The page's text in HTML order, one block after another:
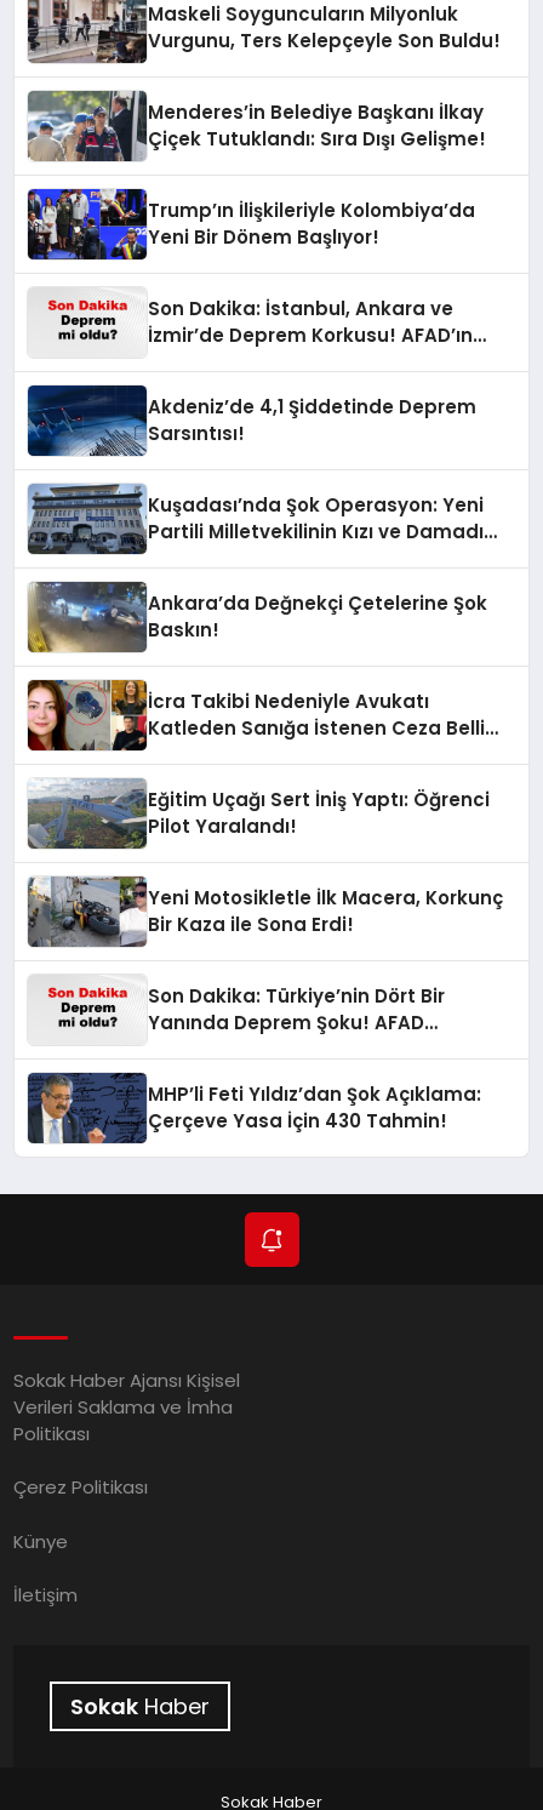
Maskeli Soyguncuların Milyonluk
Vurgunu, Ters Kelepçeyle Son Buldu!
Menderes’in Belediye Başkanı İlkay
Çiçek Tutuklandı: Sıra Dışı Gelişme!
Trump’ın İlişkileriyle Kolombiya’da
Yeni Bir Dönem Başlıyor!
Son Dakika: İstanbul, Ankara ve
İzmir’de Deprem Korkusu! AFAD’ın
Akdeniz’de 4,1 Şiddetinde Deprem
Sarsıntısı!
Kuşadası’nda Şok Operasyon: Yeni
Partili Milletvekilinin Kızı ve Damadı
Ankara’da Değnekçi Çetelerine Şok
Baskın!
İcra Takibi Nedeniyle Avukatı
Katleden Sanığa İstenen Ceza Belli
Eğitim Uçağı Sert İniş Yaptı: Öğrenci
Pilot Yaralandı!
Yeni Motosikletle İlk Macera, Korkunç
Bir Kaza ile Sona Erdi!
Son Dakika: Türkiye’nin Dört Bir
Yanında Deprem Şoku! AFAD
MHP’li Feti Yıldız’dan Şok Açıklama:
Çerçeve Yasa İçin 430 Tahmin!
Sokak Haber Ajansı Kişisel
Verileri Saklama ve İmha
Politikası
Çerez Politikası
Künye
İletişim
Sokak Haber
Sokak Haber